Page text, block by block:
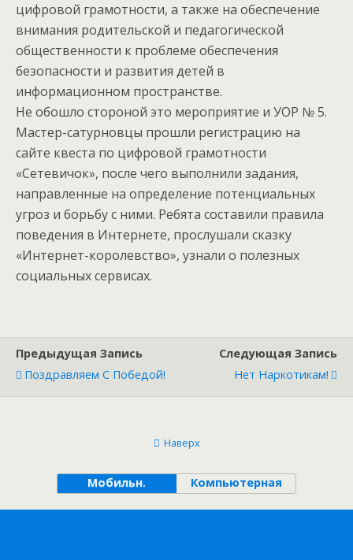
цифровой грамотности, а также на обеспечение
внимания родительской и педагогической
общественности к проблеме обеспечения
безопасности и развития детей в
информационном пространстве.
Не обошло стороной это мероприятие и УОР № 5.
Мастер-сатурновцы прошли регистрацию на
сайте квеста по цифровой грамотности
«Сетевичок», после чего выполнили задания,
направленные на определение потенциальных
угроз и борьбу с ними. Ребята составили правила
поведения в Интернете, прослушали сказку
«Интернет-королевство», узнали о полезных
социальных сервисах.
Предыдущая Запись
Поздравляем С Победой!
Следующая Запись
Нет Наркотикам!
Наверх
Мобильн. Компьютерная